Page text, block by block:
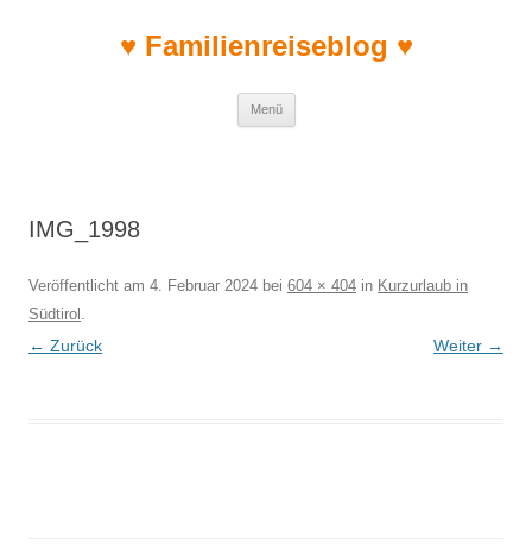
♥ Familienreiseblog ♥
Menü
IMG_1998
Veröffentlicht am 4. Februar 2024 bei 604 × 404 in Kurzurlaub in
Südtirol .
← Zurück Weiter →